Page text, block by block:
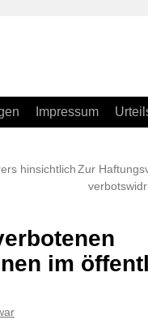
Impressum
hinsichtlichZur
im